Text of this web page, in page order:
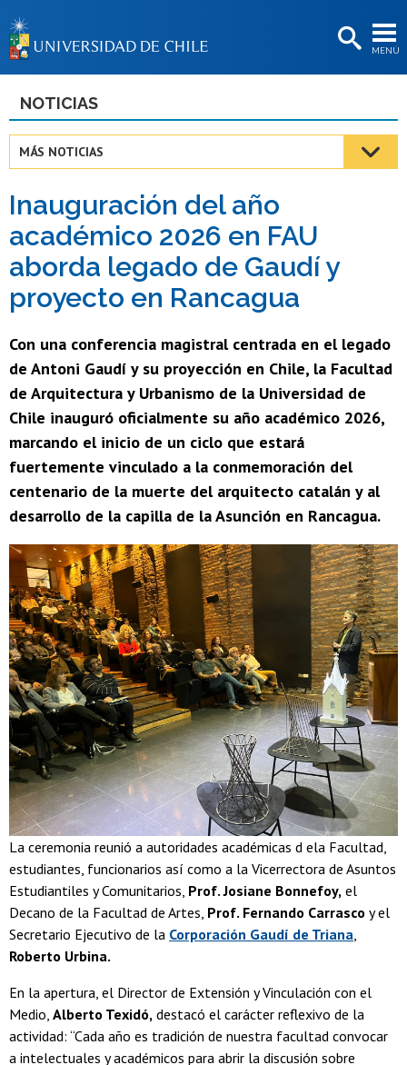
MENÚ
BIBLIOTECAS
Estudiantes
Académicas/os
Funcionarias/os
Egresadas/os
NOTICIAS
MÁS NOTICIAS
Inauguración del año
académico 2026 en FAU
aborda legado de Gaudí y
proyecto en Rancagua
Con una conferencia magistral centrada en el legado
de Antoni Gaudí y su proyección en Chile, la Facultad
de Arquitectura y Urbanismo de la Universidad de
Chile inauguró oficialmente su año académico 2026,
marcando el inicio de un ciclo que estará
fuertemente vinculado a la conmemoración del
centenario de la muerte del arquitecto catalán y al
desarrollo de la capilla de la Asunción en Rancagua.
La ceremonia reunió a autoridades académicas d ela Facultad,
estudiantes, funcionarios así como a la Vicerrectora de Asuntos
Estudiantiles y Comunitarios, Prof. Josiane Bonnefoy, el
Decano de la Facultad de Artes, Prof. Fernando Carrasco y el
Secretario Ejecutivo de la Corporación Gaudí de Triana,
Roberto Urbina.
En la apertura, el Director de Extensión y Vinculación con el
Medio, Alberto Texidó, destacó el carácter reflexivo de la
actividad: “Cada año es tradición de nuestra facultad convocar
a intelectuales y académicos para abrir la discusión sobre